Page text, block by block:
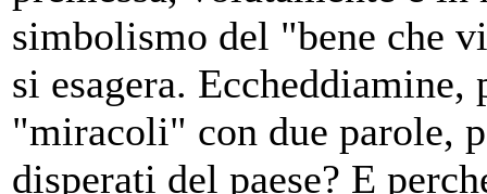
simbolismo del "bene che
si esagera.
"miracoli" con due parole,
disperati del paese? E